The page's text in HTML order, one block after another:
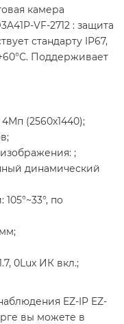
камера
VF-2712 : защита
стандарту IP67,
Поддерживает
(2560х1440);
;
динамический
по
0Lux ИК вкл.;
EZ-IP EZ-
вы можете в